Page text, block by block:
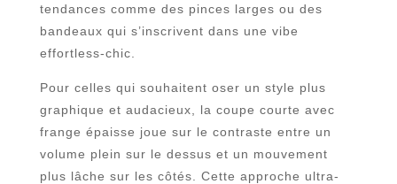
tendances comme des pinces larges ou des
bandeaux qui s’inscrivent dans une vibe
effortless-chic.
Pour celles qui souhaitent oser un style plus
graphique et audacieux, la coupe courte avec
frange épaisse joue sur le contraste entre un
volume plein sur le dessus et un mouvement
plus lâche sur les côtés. Cette approche ultra-